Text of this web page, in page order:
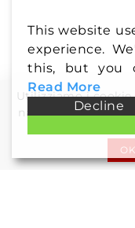
Utilizziamo i
navigazione.
OK
This website
experience.
this, but you
Read More
Decline